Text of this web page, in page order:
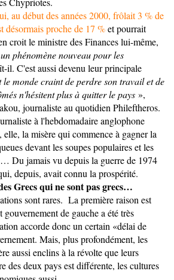
au début des années 2000, frôlait 3 % de
désormais proche de 17 %et pourrait
croit le ministre des Finances lui-même,
phénomène nouveau pour les
il. C'est aussi devenu leur principale
le monde craint de perdre son travail et de
n'hésitent plus à quitter le pays »,
journaliste au quotidien Phileftheros.
à l'hebdomadaire anglophone
la misère qui commence à gagner la
devant les soupes populaires et les
Du jamais vu depuis la guerre de 1974
depuis, avait connu la prospérité.
Grecs qui ne sont pas grecs…
sont rares. La première raison est
de gauche a été très
accorde donc un certain «délai de
Mais, plus profondément, les
aussi enclins à la révolte que leurs
des deux pays est différente, les cultures